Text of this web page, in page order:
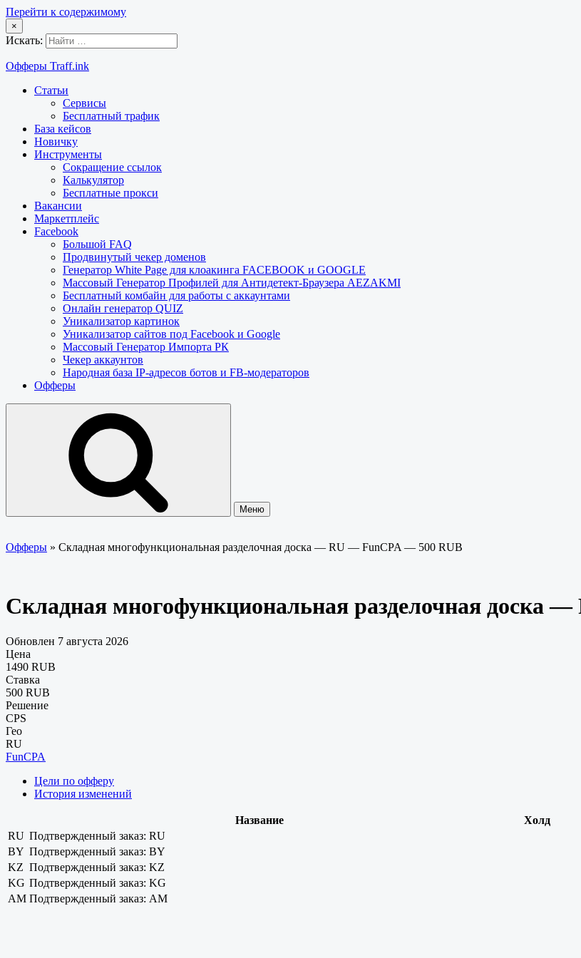
Перейти к содержимому
×
Искать:
Офферы Traff.ink
Статьи
Сервисы
Бесплатный трафик
База кейсов
Новичку
Инструменты
Сокращение ссылок
Калькулятор
Бесплатные прокси
Вакансии
Маркетплейс
Facebook
Большой FAQ
Продвинутый чекер доменов
Генератор White Page для клоакинга FACEBOOK и GOOGLE
Массовый Генератор Профилей для Антидетект-Браузера AEZAKMI
Бесплатный комбайн для работы с аккаунтами
Онлайн генератор QUIZ
Уникализатор картинок
Уникализатор сайтов под Facebook и Google
Массовый Генератор Импорта РК
Чекер аккаунтов
Народная база IP-адресов ботов и FB-модераторов
Офферы
Меню
Офферы » Складная многофункциональная разделочная доска — RU — FunCPA — 500 RUB
Складная многофункциональная разделочная доска
Обновлен 7 августа 2026
Цена
1490 RUB
Ставка
500 RUB
Решение
CPS
Гео
RU
FunCPA
Цели по офферу
История изменений
Название Холд
RU Подтвержденный заказ: RU
BY Подтвержденный заказ: BY
KZ Подтвержденный заказ: KZ
KG Подтвержденный заказ: KG
AM Подтвержденный заказ: AM